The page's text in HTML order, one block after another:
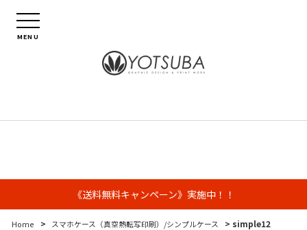
MENU
《送料無料キャンペーン》実施中！！
Home > スマホケース（真空熱転写印刷）/シンプルケース > simple12